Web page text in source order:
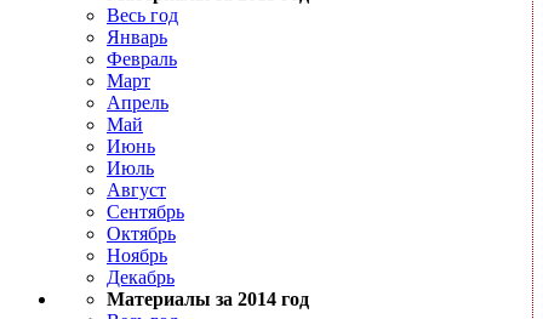
Весь год
Январь
Февраль
Март
Апрель
Май
Июнь
Июль
Август
Сентябрь
Октябрь
Ноябрь
Декабрь
Материалы за 2014 год